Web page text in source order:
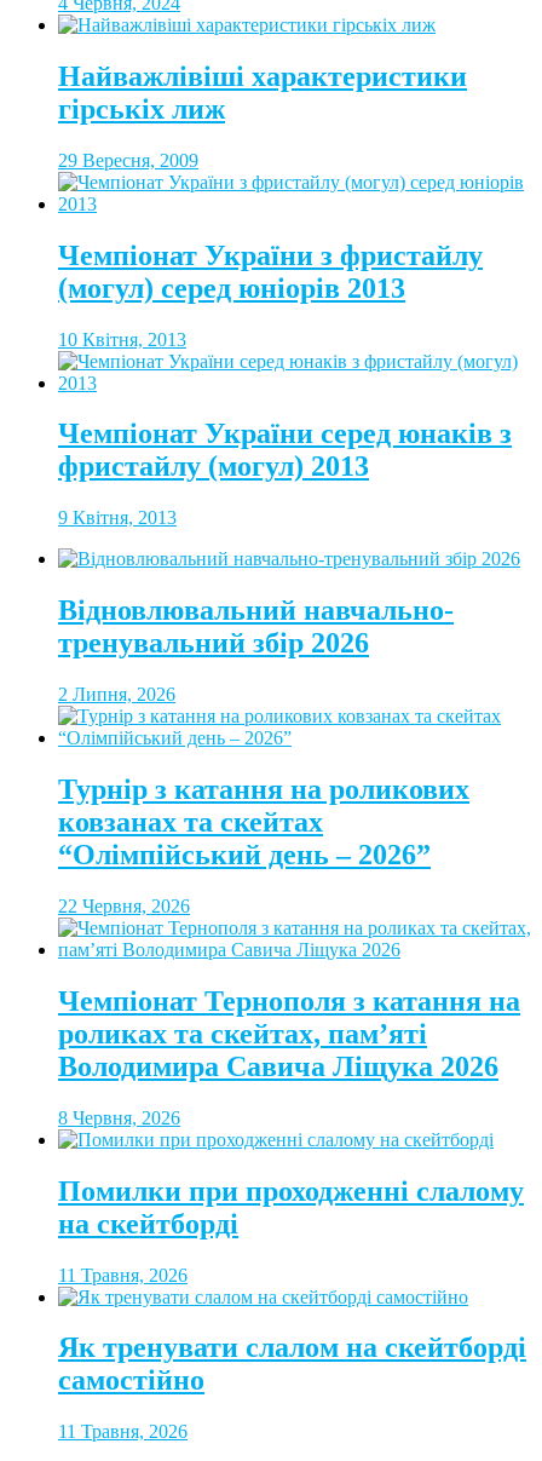
Найважлівіші характеристики
гірськіх лиж
29 Вересня, 2009
Чемпіонат України з фристайлу
(могул) серед юніорів 2013
10 Квітня, 2013
Чемпіонат України серед юнаків з
фристайлу (могул) 2013
9 Квітня, 2013
Відновлювальний навчально-
тренувальний збір 2026
2 Липня, 2026
Турнір з катання на роликових
ковзанах та скейтах
“Олімпійський день – 2026”
22 Червня, 2026
Чемпіонат Тернополя з катання на
роликах та скейтах, пам’яті
Володимира Савича Ліщука 2026
8 Червня, 2026
Помилки при проходженні слалому
на скейтборді
11 Травня, 2026
Як тренувати слалом на скейтборді
самостійно
11 Травня, 2026